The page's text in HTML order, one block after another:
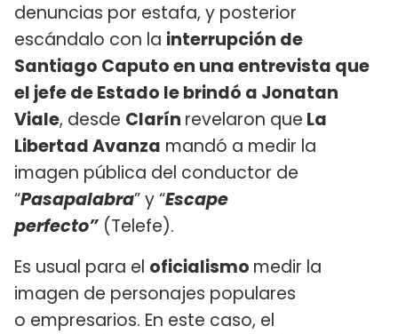
denuncias por estafa, y posterior
escándalo con la interrupción de
Santiago Caputo en una entrevista que
el jefe de Estado le brindó a Jonatan
Viale, desde Clarín revelaron que La
Libertad Avanza mandó a medir la
imagen pública del conductor de
“Pasapalabra” y “Escape
perfecto” (Telefe).
Es usual para el oficialismo medir la
imagen de personajes populares
o empresarios. En este caso, el